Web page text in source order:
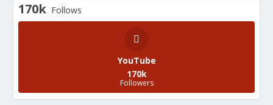
170k Follows
YouTube
170k
Followers